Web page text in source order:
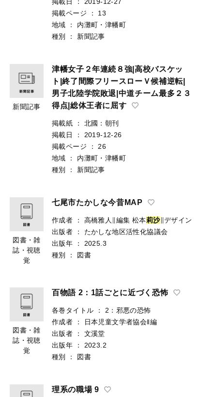
掲載ページ
：
13
地域
：
内灘町・津幡町
種別
： 新聞記事
新聞記事
津幡女子２年連続８強|高校バスケッ
ト|終了間際フリースローＶ候補逆転|
男子北陸学院敗退|中道チーム最多２３
得点|総体王者に屈す
掲載紙 ：
北國：朝刊
掲載日
：
2019-12-26
掲載ページ
：
26
地域
：
内灘町・津幡町
種別
： 新聞記事
図書・雑
誌・視聴
覚
七尾市たかしな今昔MAP
作成者 ： 高橋雅人∥編集 松本莉沙∥デザイン
出版者
：
たかしな地区活性化協議会
出版年
：
2025.3
種別
： 図書
図書・雑
誌・視聴
覚
百物語 2：1話ごとに近づく恐怖
各巻タイトル ：
2：邪悪の恐怖
作成者
：
日本児童文学者協会‖編
出版者
：
文溪堂
出版年
：
2023.2
種別
： 図書
理系の職場 9